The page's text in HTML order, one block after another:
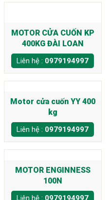
MOTOR CỬA CUỐN KP
400KG ĐÀI LOAN
Liên hệ : 0979194997
Motor cửa cuốn YY 400
kg
Liên hệ : 0979194997
MOTOR ENGINNESS
100N
Liên hệ : 0979194997